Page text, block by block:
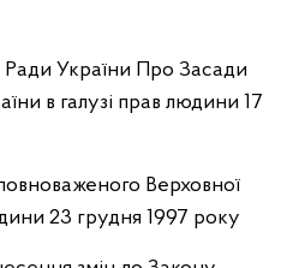
Ради України Про Засади
в галузі прав людини 17
Верховної
23 грудня 1997 року